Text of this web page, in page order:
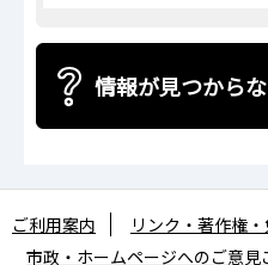
情報が見つから
ご利用案内 リンク・著作権
市政・ホームページへのご意見